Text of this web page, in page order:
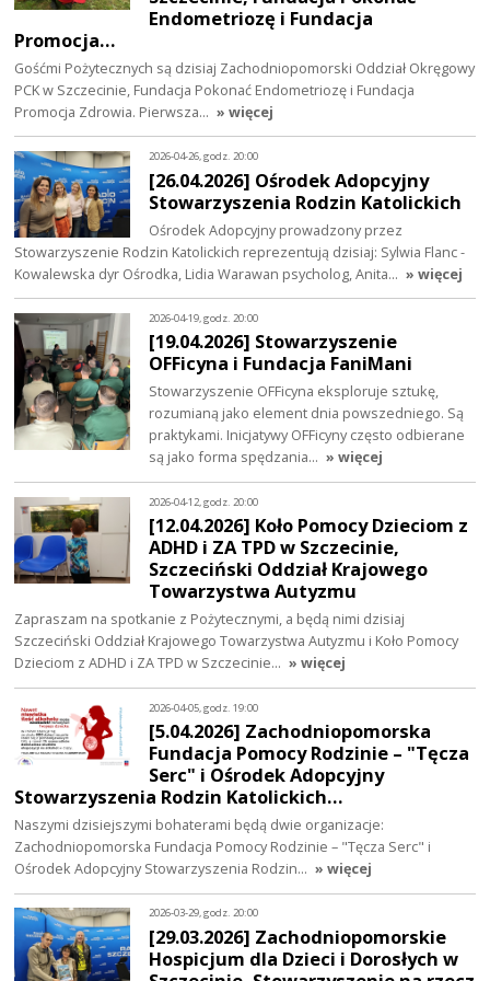
Endometriozę i Fundacja
Promocja…
Gośćmi Pożytecznych są dzisiaj Zachodniopomorski Oddział Okręgowy
PCK w Szczecinie, Fundacja Pokonać Endometriozę i Fundacja
Promocja Zdrowia. Pierwsza… » więcej
2026-04-26, godz. 20:00
[26.04.2026] Ośrodek Adopcyjny
Stowarzyszenia Rodzin Katolickich
Ośrodek Adopcyjny prowadzony przez
Stowarzyszenie Rodzin Katolickich reprezentują dzisiaj: Sylwia Flanc -
Kowalewska dyr Ośrodka, Lidia Warawan psycholog, Anita… » więcej
2026-04-19, godz. 20:00
[19.04.2026] Stowarzyszenie
OFFicyna i Fundacja FaniMani
Stowarzyszenie OFFicyna eksploruje sztukę,
rozumianą jako element dnia powszedniego. Są
praktykami. Inicjatywy OFFicyny często odbierane
są jako forma spędzania… » więcej
2026-04-12, godz. 20:00
[12.04.2026] Koło Pomocy Dzieciom z
ADHD i ZA TPD w Szczecinie,
Szczeciński Oddział Krajowego
Towarzystwa Autyzmu
Zapraszam na spotkanie z Pożytecznymi, a będą nimi dzisiaj
Szczeciński Oddział Krajowego Towarzystwa Autyzmu i Koło Pomocy
Dzieciom z ADHD i ZA TPD w Szczecinie… » więcej
2026-04-05, godz. 19:00
[5.04.2026] Zachodniopomorska
Fundacja Pomocy Rodzinie – "Tęcza
Serc" i Ośrodek Adopcyjny
Stowarzyszenia Rodzin Katolickich…
Naszymi dzisiejszymi bohaterami będą dwie organizacje:
Zachodniopomorska Fundacja Pomocy Rodzinie – "Tęcza Serc" i
Ośrodek Adopcyjny Stowarzyszenia Rodzin… » więcej
2026-03-29, godz. 20:00
[29.03.2026] Zachodniopomorskie
Hospicjum dla Dzieci i Dorosłych w